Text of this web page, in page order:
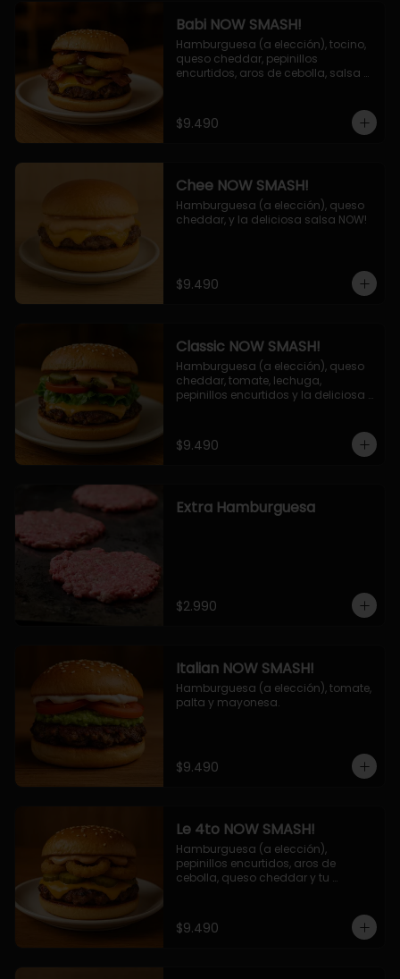
Babi NOW SMASH!
Hamburguesa (a elección), tocino,
queso cheddar, pepinillos
encurtidos, aros de cebolla, salsa
$9.490
Chee NOW SMASH!
Hamburguesa (a elección), queso
cheddar, y la deliciosa salsa NOW!
$9.490
Classic NOW SMASH!
Hamburguesa (a elección), queso
cheddar, tomate, lechuga,
pepinillos encurtidos y la deliciosa
$9.490
Extra Hamburguesa
$2.990
Italian NOW SMASH!
Hamburguesa (a elección), tomate,
palta y mayonesa.
$9.490
Le 4to NOW SMASH!
Hamburguesa (a elección),
pepinillos encurtidos, aros de
cebolla, queso cheddar y tu
$9.490